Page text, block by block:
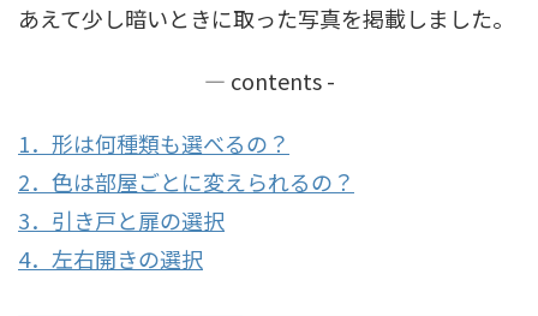
あえて少し暗いときに取った写真を掲載しました。
― contents -
1．形は何種類も選べるの？
2．色は部屋ごとに変えられるの？
3．引き戸と扉の選択
4．左右開きの選択